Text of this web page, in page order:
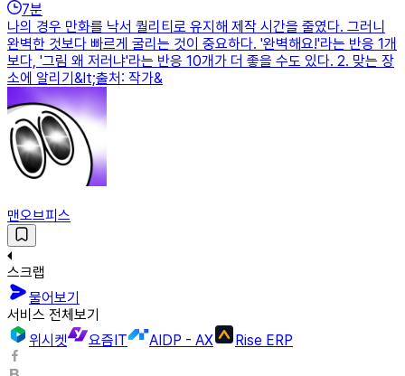
7분
나의 경우 만화를 낙서 퀄리티로 유지해 제작 시간을 줄였다. 그러니
완벽한 것보다 빠르게 굴리는 것이 중요하다. '완벽해요!'라는 반응 1개
보다, '그림 왜 저러냐'라는 반응 10개가 더 좋을 수도 있다. 2. 맞는 장
소에 알리기&lt;출처: 작가&
맨오브피스
스크랩
물어보기
서비스 전체보기
위시켓
요즘IT AIDP - AX Rise ERP